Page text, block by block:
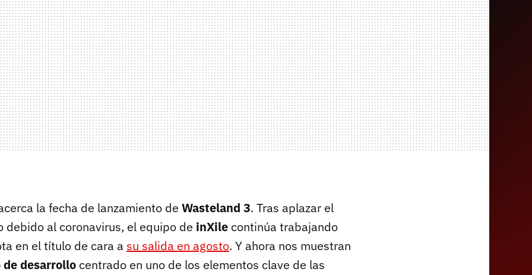
la fecha de lanzamiento de Wasteland 3. Tras aplazar el
debido al coronavirus, el equipo de inXile continúa trabajando
en el título de cara a su salida en agosto. Y ahora nos muestran
desarrollo centrado en uno de los elementos clave de las